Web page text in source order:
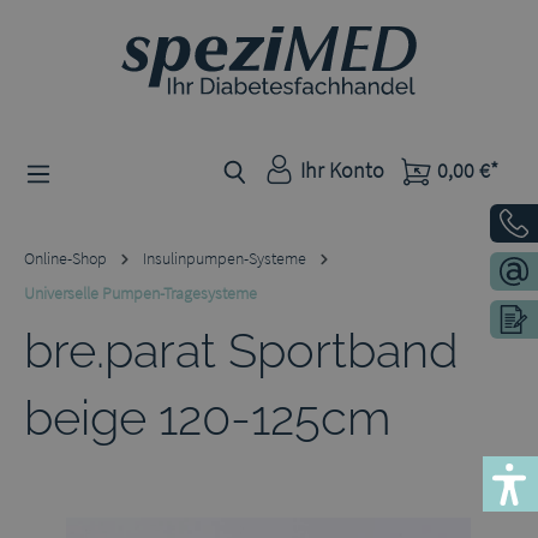
Zum Hauptinhalt springen
Ihr Konto 0,00 €*
Online-Shop
Insulinpumpen-Systeme
Universelle Pumpen-Tragesysteme
bre.parat Sportband
beige 120-125cm